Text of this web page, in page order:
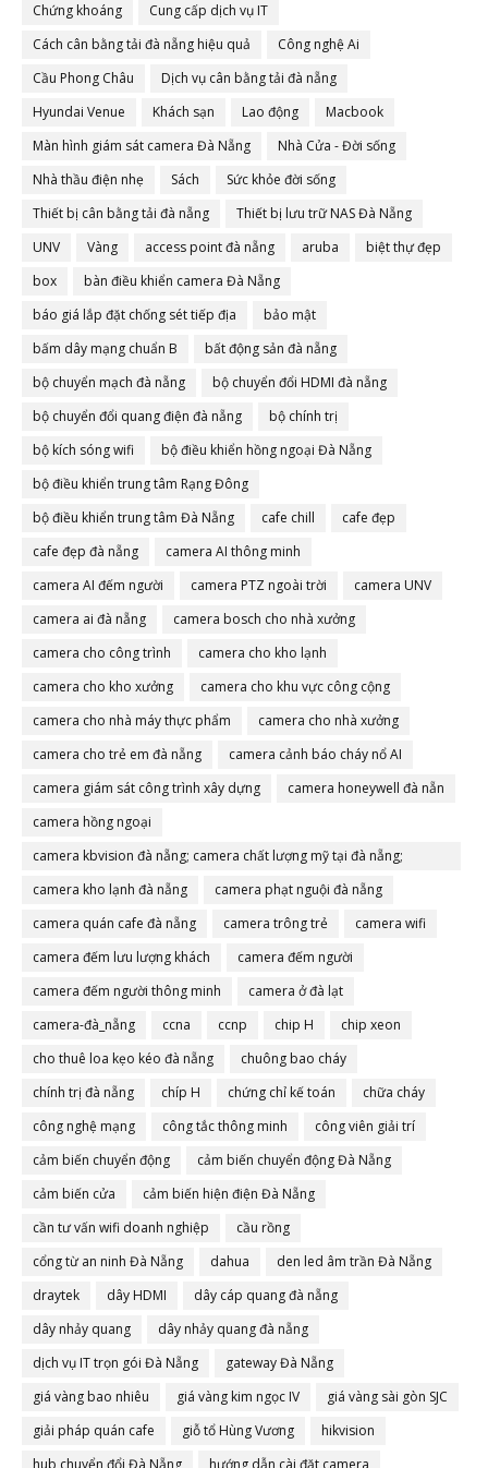
Chứng khoáng
Cung cấp dịch vụ IT
Cách cân bằng tải đà nẵng hiệu quả
Công nghệ Ai
Cầu Phong Châu
Dịch vụ cân bằng tải đà nẵng
Hyundai Venue
Khách sạn Lao động
Macbook
Màn hình giám sát camera Đà Nẵng
Nhà Cửa - Đời sống
Nhà thầu điện nhẹ
Sách
Sức khỏe đời sống
Thiết bị cân bằng tải đà nẵng
Thiết bị lưu trữ NAS Đà Nẵng
UNV
Vàng access point đà nẵng aruba
biệt thự đẹp
box
bàn điều khiển camera Đà Nẵng
báo giá lắp đặt chống sét tiếp địa
bảo mật
bấm dây mạng chuẩn B
bất động sản đà nẵng
bộ chuyển mạch đà nẵng
bộ chuyển đổi HDMI đà nẵng
bộ chuyển đổi quang điện đà nẵng
bộ chính trị
bộ kích sóng wifi
bộ điều khiển hồng ngoại Đà Nẵng
bộ điều khiển trung tâm Rạng Đông
bộ điều khiển trung tâm Đà Nẵng
cafe chill
cafe đẹp
cafe đẹp đà nẵng
camera AI thông minh
camera AI đếm người
camera PTZ ngoài trời
camera UNV
camera ai đà nẵng
camera bosch cho nhà xưởng
camera cho công trình
camera cho kho lạnh
camera cho kho xưởng
camera cho khu vực công cộng
camera cho nhà máy thực phẩm
camera cho nhà xưởng
camera cho trẻ em đà nẵng
camera cảnh báo cháy nổ AI
camera giám sát công trình xây dựng
camera honeywell đà nẵn
camera hồng ngoại
camera kbvision đà nẵng; camera chất lượng mỹ tại đà nẵng;
camera đà nẵng
camera kho lạnh đà nẵng
camera phạt nguội đà nẵng
camera quán cafe đà nẵng
camera trông trẻ
camera wifi
camera đếm lưu lượng khách
camera đếm người
camera đếm người thông minh
camera ở đà lạt
camera-đà_nẵng
ccna ccnp chip H
chip xeon
cho thuê loa kẹo kéo đà nẵng
chuông bao cháy
chính trị đà nẵng
chíp H chứng chỉ kế toán
chữa cháy
công nghệ mạng
công tắc thông minh
công viên giải trí
cảm biến chuyển động
cảm biến chuyển động Đà Nẵng
cảm biến cửa
cảm biến hiện điện Đà Nẵng
cần tư vấn wifi doanh nghiệp
cầu rồng
cổng từ an ninh Đà Nẵng
dahua
den led âm trần Đà Nẵng
draytek
dây HDMI
dây cáp quang đà nẵng
dây nhảy quang
dây nhảy quang đà nẵng
dịch vụ IT trọn gói Đà Nẵng
gateway Đà Nẵng
giá vàng bao nhiêu
giá vàng kim ngọc IV
giá vàng sài gòn SJC
giải pháp quán cafe
giỗ tổ Hùng Vương
hikvision
hub chuyển đổi Đà Nẵng
hướng dẫn cài đặt camera